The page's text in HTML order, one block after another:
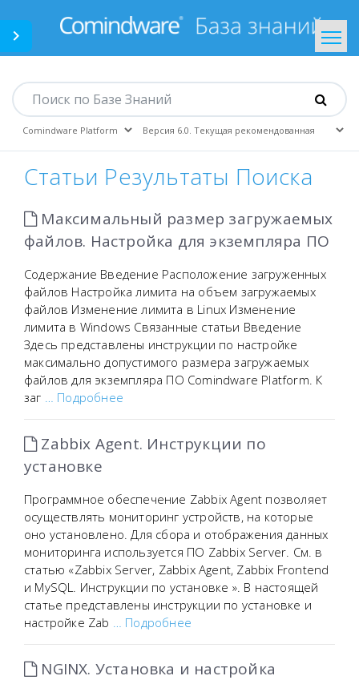
Comindware.ru
На главную
Статьи Результаты Поиска
Максимальный размер загружаемых
файлов. Настройка для экземпляра ПО
Содержание Введение Расположение загруженных
файлов Настройка лимита на объем загружаемых
файлов Изменение лимита в Linux Изменение
лимита в Windows Связанные статьи Введение
Здесь представлены инструкции по настройке
максимально допустимого размера загружаемых
файлов для экземпляра ПО Comindware Platform. К
заг … Подробнее
Zabbix Agent. Инструкции по
установке
Программное обеспечение Zabbix Agent позволяет
осуществлять мониторинг устройств, на которые
оно установлено. Для сбора и отображения данных
мониторинга используется ПО Zabbix Server. См. в
статью «Zabbix Server, Zabbix Agent, Zabbix Frontend
и MySQL. Инструкции по установке ». В настоящей
статье представлены инструкции по установке и
настройке Zab … Подробнее
NGINX. Установка и настройка